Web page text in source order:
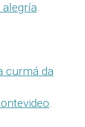
alegría.
curmá da
.